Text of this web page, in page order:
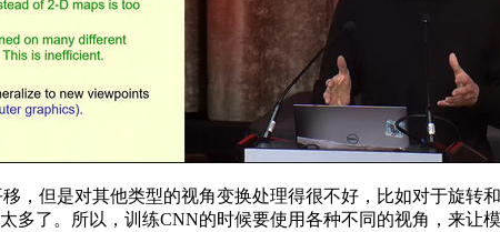
但是对其他类型的视角变换处理得很不好，比如对于旋转
多了。所以，训练CNN的时候要使用各种不同的视角，来